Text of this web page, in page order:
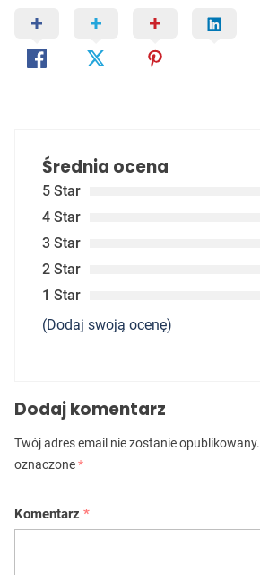
Średnia ocena
5 Star
4 Star
3 Star
2 Star
1 Star
(Dodaj swoją ocenę)
Dodaj komentarz
Twój adres email nie zostanie opublikowany.
oznaczone*
Komentarz *